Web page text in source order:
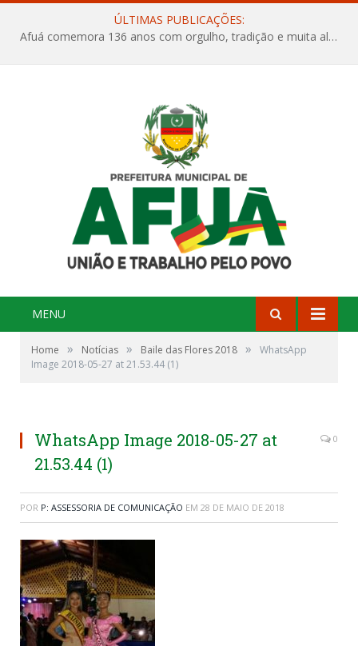
ÚLTIMAS PUBLICAÇÕES:
Afuá comemora 136 anos com orgulho, tradição e muita alegria na Quadra Dr. Nelson Salomão
MENU
Home » Notícias » Baile das Flores 2018 »
WhatsApp
Image 2018-05-27 at 21.53.44 (1)
WhatsApp Image 2018-05-27 at
21.53.44 (1)
0
POR P: ASSESSORIA DE COMUNICAÇÃO EM 28 DE MAIO DE 2018